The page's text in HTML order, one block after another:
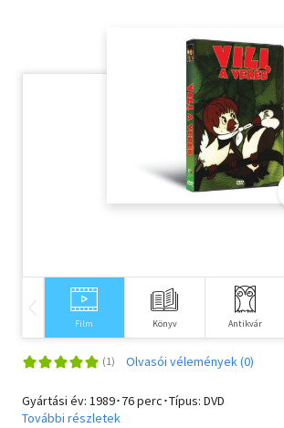
Társadalomtudomány
Természettudomány
Vallás
Film Könyv Antikvár
Olvasói vélemények (0)
Gyártási év: 1989･76 perc･Típus: DVD
További részletek